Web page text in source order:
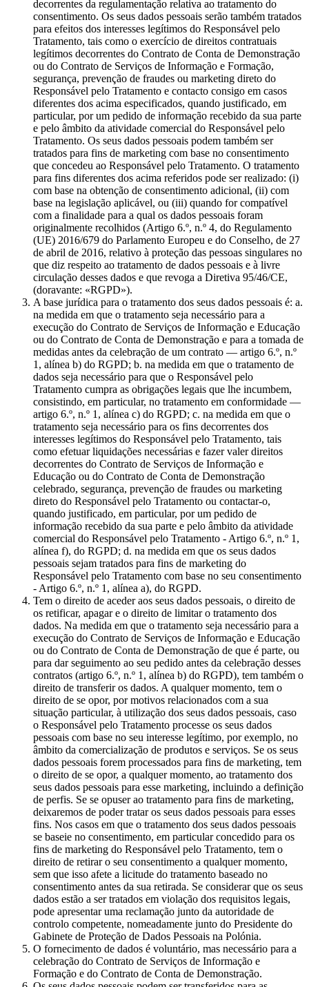
decorrentes da regulamentação relativa ao tratamento do
consentimento. Os seus dados pessoais serão também tratados
para efeitos dos interesses legítimos do Responsável pelo
Tratamento, tais como o exercício de direitos contratuais
legítimos decorrentes do Contrato de Conta de Demonstração
ou do Contrato de Serviços de Informação e Formação,
segurança, prevenção de fraudes ou marketing direto do
Responsável pelo Tratamento e contacto consigo em casos
diferentes dos acima especificados, quando justificado, em
particular, por um pedido de informação recebido da sua parte
e pelo âmbito da atividade comercial do Responsável pelo
Tratamento. Os seus dados pessoais podem também ser
tratados para fins de marketing com base no consentimento
que concedeu ao Responsável pelo Tratamento. O tratamento
para fins diferentes dos acima referidos pode ser realizado: (i)
com base na obtenção de consentimento adicional, (ii) com
base na legislação aplicável, ou (iii) quando for compatível
com a finalidade para a qual os dados pessoais foram
originalmente recolhidos (Artigo 6.º, n.º 4, do Regulamento
(UE) 2016/679 do Parlamento Europeu e do Conselho, de 27
de abril de 2016, relativo à proteção das pessoas singulares no
que diz respeito ao tratamento de dados pessoais e à livre
circulação desses dados e que revoga a Diretiva 95/46/CE,
(doravante: «RGPD»).
A base jurídica para o tratamento dos seus dados pessoais é: a.
na medida em que o tratamento seja necessário para a
execução do Contrato de Serviços de Informação e Educação
ou do Contrato de Conta de Demonstração e para a tomada de
medidas antes da celebração de um contrato — artigo 6.º, n.º
1, alínea b) do RGPD; b. na medida em que o tratamento de
dados seja necessário para que o Responsável pelo
Tratamento cumpra as obrigações legais que lhe incumbem,
consistindo, em particular, no tratamento em conformidade —
artigo 6.º, n.º 1, alínea c) do RGPD; c. na medida em que o
tratamento seja necessário para os fins decorrentes dos
interesses legítimos do Responsável pelo Tratamento, tais
como efetuar liquidações necessárias e fazer valer direitos
decorrentes do Contrato de Serviços de Informação e
Educação ou do Contrato de Conta de Demonstração
celebrado, segurança, prevenção de fraudes ou marketing
direto do Responsável pelo Tratamento ou contactar-o,
quando justificado, em particular, por um pedido de
informação recebido da sua parte e pelo âmbito da atividade
comercial do Responsável pelo Tratamento - Artigo 6.º, n.º 1,
alínea f), do RGPD; d. na medida em que os seus dados
pessoais sejam tratados para fins de marketing do
Responsável pelo Tratamento com base no seu consentimento
- Artigo 6.º, n.º 1, alínea a), do RGPD.
Tem o direito de aceder aos seus dados pessoais, o direito de
os retificar, apagar e o direito de limitar o tratamento dos
dados. Na medida em que o tratamento seja necessário para a
execução do Contrato de Serviços de Informação e Educação
ou do Contrato de Conta de Demonstração de que é parte, ou
para dar seguimento ao seu pedido antes da celebração desses
contratos (artigo 6.º, n.º 1, alínea b) do RGPD), tem também o
direito de transferir os dados. A qualquer momento, tem o
direito de se opor, por motivos relacionados com a sua
situação particular, à utilização dos seus dados pessoais, caso
o Responsável pelo Tratamento processe os seus dados
pessoais com base no seu interesse legítimo, por exemplo, no
âmbito da comercialização de produtos e serviços. Se os seus
dados pessoais forem processados para fins de marketing, tem
o direito de se opor, a qualquer momento, ao tratamento dos
seus dados pessoais para esse marketing, incluindo a definição
de perfis. Se se opuser ao tratamento para fins de marketing,
deixaremos de poder tratar os seus dados pessoais para esses
fins. Nos casos em que o tratamento dos seus dados pessoais
se baseie no consentimento, em particular concedido para os
fins de marketing do Responsável pelo Tratamento, tem o
direito de retirar o seu consentimento a qualquer momento,
sem que isso afete a licitude do tratamento baseado no
consentimento antes da sua retirada. Se considerar que os seus
dados estão a ser tratados em violação dos requisitos legais,
pode apresentar uma reclamação junto da autoridade de
controlo competente, nomeadamente junto do Presidente do
Gabinete de Proteção de Dados Pessoais na Polónia.
O fornecimento de dados é voluntário, mas necessário para a
celebração do Contrato de Serviços de Informação e
Formação e do Contrato de Conta de Demonstração.